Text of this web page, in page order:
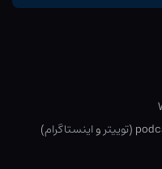
توییترواینستاگرام)